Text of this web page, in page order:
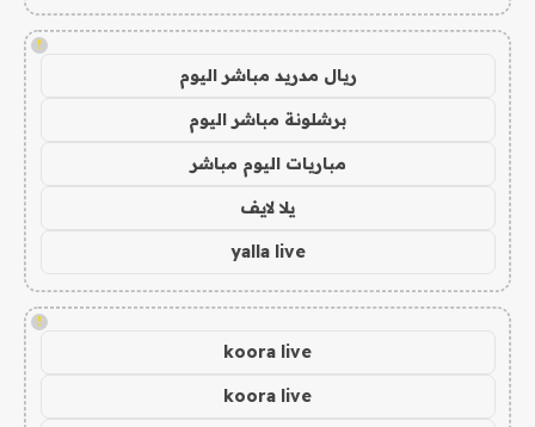
!
ريال مدريد مباشر اليوم
برشلونة مباشر اليوم
مباريات اليوم مباشر
يلا لايف
yalla live
!
koora live
koora live